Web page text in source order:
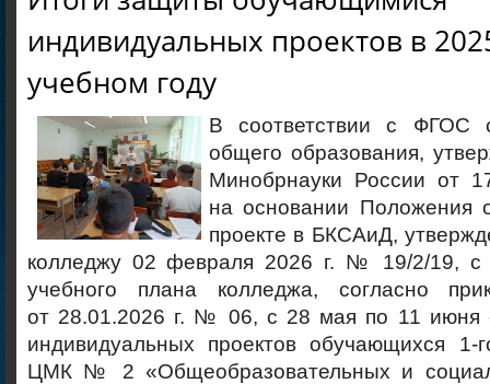
индивидуальных проектов в
учебном году
В соответствии с ФГОС
общего образования,
Минобрнауки России от
на основании Положения
проекте в БКСАиД,
колледжу 02 февраля 2026 г. № 19/2/19, с
учебного плана колледжа, согласно
от 28.01.2026 г. № 06, с 28 мая по 11 июня
индивидуальных проектов обучающихся 1-
ЦМК № 2 «Общеобразовательных и